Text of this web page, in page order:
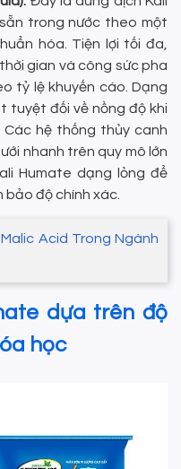
trong nước theo một
hóa. Tiện lợi tối đa,
gian và công sức pha
tỷ lệ khuyến cáo. Dạng
tuyệt đối về nồng độ khi
hệ thống thủy canh
nhanh trên quy mô lớn
Humate dạng lỏng để
bảo độ chính xác.
Malic Acid Trong Ngành
dựa trên độ
học